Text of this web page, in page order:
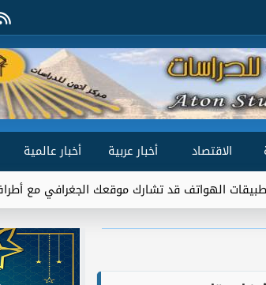
الاقتصاد أخبار عربية أخبار عالمية
قد تشارك موقعك الجغرافي مع أطراف خارجية...